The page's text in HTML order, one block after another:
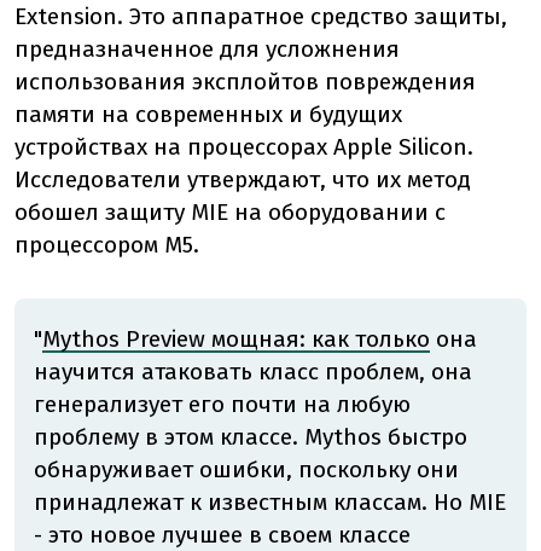
Extension. Это аппаратное средство защиты,
предназначенное для усложнения
использования эксплойтов повреждения
памяти на современных и будущих
устройствах на процессорах Apple Silicon.
Исследователи утверждают, что их метод
обошел защиту MIE на оборудовании с
процессором M5.
"Mythos Preview мощная: как только она
научится атаковать класс проблем, она
генерализует его почти на любую
проблему в этом классе. Mythos быстро
обнаруживает ошибки, поскольку они
принадлежат к известным классам. Но MIE
- это новое лучшее в своем классе